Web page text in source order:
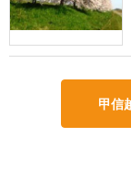
甲信